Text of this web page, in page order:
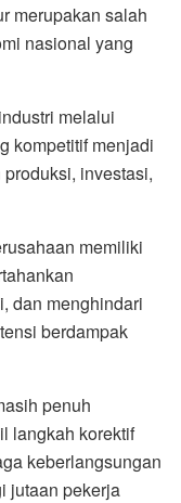
merupakan salah
nasional yang
melalui
kompetitif menjadi
investasi,
memiliki
dan menghindari
berdampak
penuh
langkah korektif
keberlangsungan
jutaan pekerja